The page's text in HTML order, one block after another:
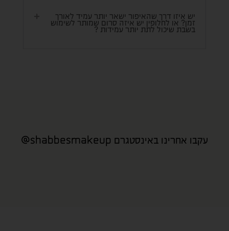
יש איזו דרך שהאיפור ישאר יותר עמיד לאורך
זמן? או לחלופין יש איזה סרום שמותר לשימוש
בשבת שיכול לתת יותר עמידות ?
עקבו אחרינו באינסטגרם shabbesmakeup@